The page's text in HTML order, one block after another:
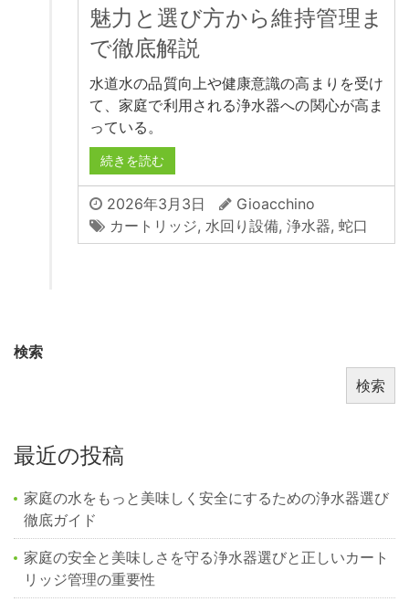
魅力と選び方から維持管理ま
で徹底解説
水道水の品質向上や健康意識の高まりを受け
て、家庭で利用される浄水器への関心が高ま
っている。
続きを読む
2026年3月3日
Gioacchino
カートリッジ, 水回り設備, 浄水器, 蛇口
検索
検索
最近の投稿
家庭の水をもっと美味しく安全にするための浄水器選び
徹底ガイド
家庭の安全と美味しさを守る浄水器選びと正しいカート
リッジ管理の重要性